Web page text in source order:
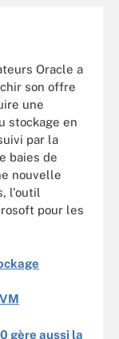
Oracle a
son offre
une
stockage en
par la
baies de
nouvelle
l'outil
pour les
gère aussi la